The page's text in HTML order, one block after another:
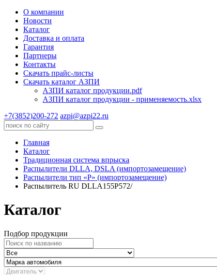
О компании
Новости
Каталог
Доставка и оплата
Гарантия
Партнеры
Контакты
Скачать прайс-листы
Скачать каталог АЗПИ
АЗПИ каталог продукции.pdf
АЗПИ каталог продукции - применяемость.xlsx
+7(3852)200-272 azpi@azpi22.ru
Главная
Каталог
Традиционная система впрыска
Распылители DLLA, DSLA (импортозамещение)
Распылители тип «Р» (импортозамещение)
Распылитель RU DLLA155P572/
Каталог
Подбор продукции